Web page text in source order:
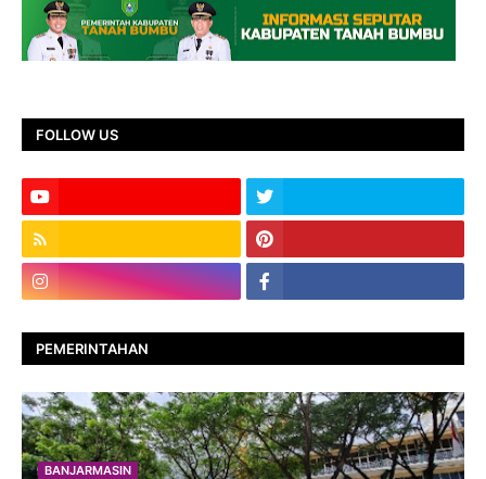
FOLLOW US
PEMERINTAHAN
BANJARMASIN